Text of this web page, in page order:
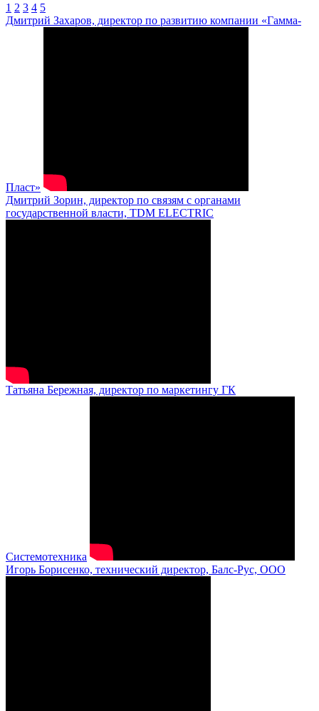
1 2 3 4 5
Дмитрий Захаров, директор по развитию компании «Гамма-
Пласт»
Дмитрий Зорин, директор по связям с органами
государственной власти, TDM ELECTRIC
Татьяна Бережная, директор по маркетингу ГК
Системотехника
Игорь Борисенко, технический директор, Балс-Рус, ООО